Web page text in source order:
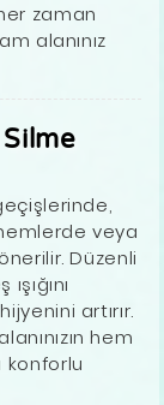
zaman
alanınız
veya
Düzenli
artırır.
hem
konforlu